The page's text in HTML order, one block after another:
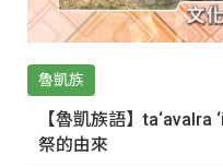
魯凱族
【魯凱族語】
祭的由來